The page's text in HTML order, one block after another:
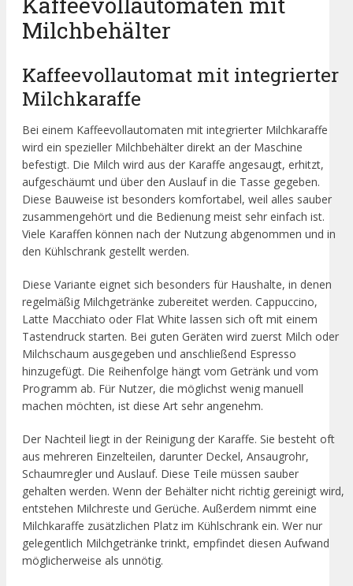
Milchbehälter
Kaffeevollautomat mit integrierter
Milchkaraffe
Bei einem Kaffeevollautomaten mit integrierter Milchkaraffe
wird ein spezieller Milchbehälter direkt an der Maschine
befestigt. Die Milch wird aus der Karaffe angesaugt, erhitzt,
aufgeschäumt und über den Auslauf in die Tasse gegeben.
Diese Bauweise ist besonders komfortabel, weil alles sauber
zusammengehört und die Bedienung meist sehr einfach ist.
Viele Karaffen können nach der Nutzung abgenommen und in
den Kühlschrank gestellt werden.
Diese Variante eignet sich besonders für Haushalte, in denen
regelmäßig Milchgetränke zubereitet werden. Cappuccino,
Latte Macchiato oder Flat White lassen sich oft mit einem
Tastendruck starten. Bei guten Geräten wird zuerst Milch oder
Milchschaum ausgegeben und anschließend Espresso
hinzugefügt. Die Reihenfolge hängt vom Getränk und vom
Programm ab. Für Nutzer, die möglichst wenig manuell
machen möchten, ist diese Art sehr angenehm.
Der Nachteil liegt in der Reinigung der Karaffe. Sie besteht oft
aus mehreren Einzelteilen, darunter Deckel, Ansaugrohr,
Schaumregler und Auslauf. Diese Teile müssen sauber
gehalten werden. Wenn der Behälter nicht richtig gereinigt wird,
entstehen Milchreste und Gerüche. Außerdem nimmt eine
Milchkaraffe zusätzlichen Platz im Kühlschrank ein. Wer nur
gelegentlich Milchgetränke trinkt, empfindet diesen Aufwand
möglicherweise als unnötig.